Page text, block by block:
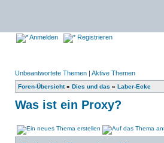
Anmelden Registrieren
Unbeantwortete Themen | Aktive Themen
Foren-Übersicht» Dies und das » Laber-Ecke
Was ist ein Proxy?